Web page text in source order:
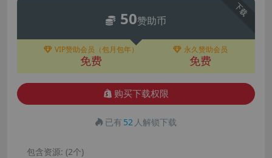
下载
50赞助币
VIP赞助会员（包月包年）
免费
永久赞助会员
免费
购买下载权限
已有 52 人解锁下载
包含资源: (2个)